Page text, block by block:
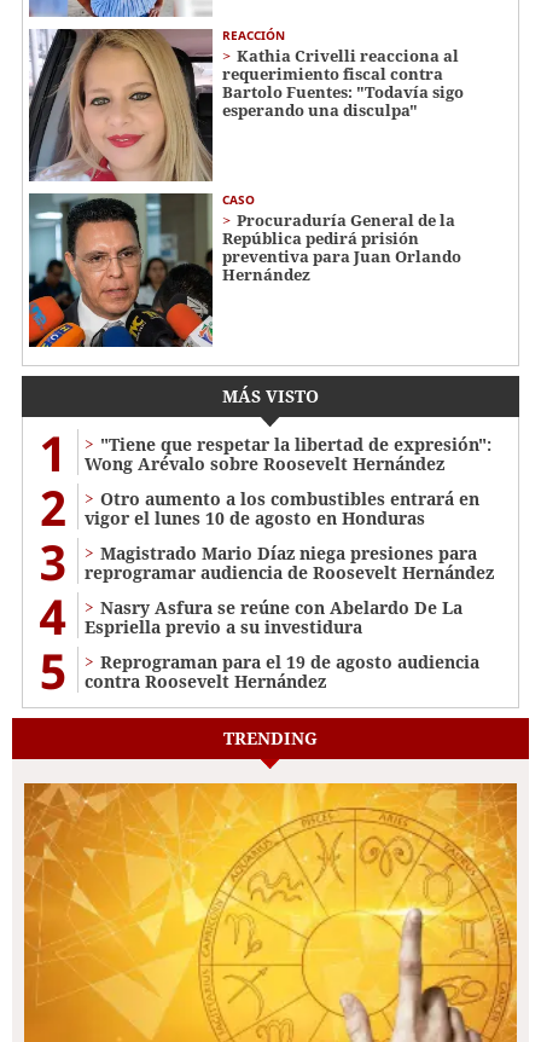
REACCIÓN
Kathia Crivelli reacciona al
requerimiento fiscal contra
Bartolo Fuentes: "Todavía sigo
esperando una disculpa"
CASO
Procuraduría General de la
República pedirá prisión
preventiva para Juan Orlando
Hernández
MÁS VISTO
1
"Tiene que respetar la libertad de expresión":
Wong Arévalo sobre Roosevelt Hernández
2
Otro aumento a los combustibles entrará en
vigor el lunes 10 de agosto en Honduras
3
Magistrado Mario Díaz niega presiones para
reprogramar audiencia de Roosevelt Hernández
4
Nasry Asfura se reúne con Abelardo De La
Espriella previo a su investidura
5
Reprograman para el 19 de agosto audiencia
contra Roosevelt Hernández
TRENDING